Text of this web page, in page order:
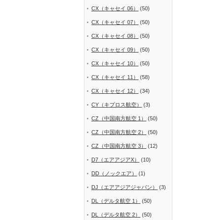
CX（キャセイ 06） (50)
CX（キャセイ 07） (50)
CX（キャセイ 08） (50)
CX（キャセイ 09） (50)
CX（キャセイ 10） (50)
CX（キャセイ 11） (58)
CX（キャセイ 12） (34)
CY（キプロス航空） (3)
CZ（中国南方航空 1） (50)
CZ（中国南方航空 2） (50)
CZ（中国南方航空 3） (12)
D7（エアアジアX） (10)
DD（ノックエア） (1)
DJ（エアアジアジャパン） (3)
DL（デルタ航空 1） (50)
DL（デルタ航空 2） (50)